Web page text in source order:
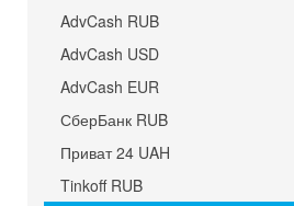
AdvCash RUB
AdvCash USD
AdvCash EUR
СберБанк RUB
Приват 24 UAH
Tinkoff RUB